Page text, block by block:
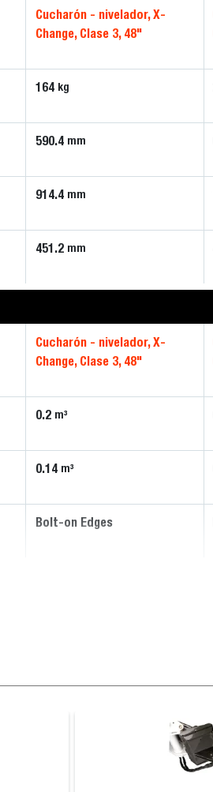
Cucharón - nivelador, X-
Change, Clase 3, 48"
164 kg
590.4 mm
914.4 mm
451.2 mm
Cucharón - nivelador, X-
Change, Clase 3, 48"
0.2 m³
0.14 m³
Bolt-on Edges